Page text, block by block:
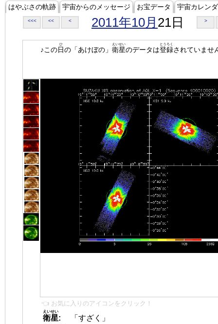
はやぶさの軌跡 宇宙からのメッセージ お宝データ 宇宙カレン
<<< << < 2011年10月 21日 >
♪この日
ひ
の「あけぼの」 衛星
えいせい
のデータは登録
とうろく
されていませ
👈 お気に入りのアイコンをクリック！
衛星
えいせい
:
「すざく」